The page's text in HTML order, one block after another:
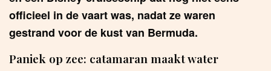
officieel in de vaart was, nadat ze waren
gestrand voor de kust van Bermuda.
Paniek op zee: catamaran maakt water